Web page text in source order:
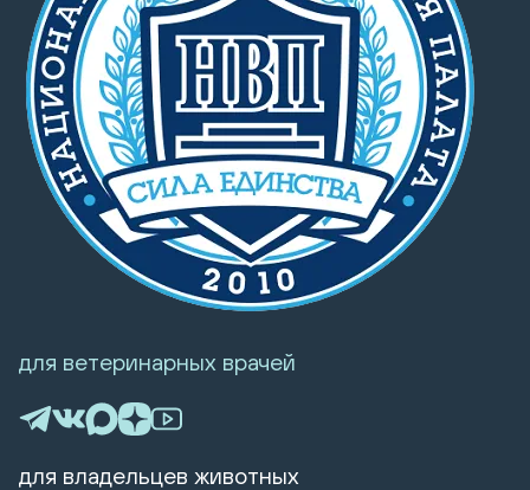
для ветеринарных врачей
для владельцев животных